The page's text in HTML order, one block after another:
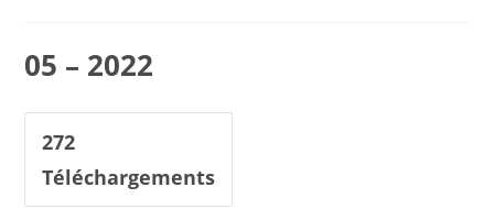
05 – 2022
272
Téléchargements